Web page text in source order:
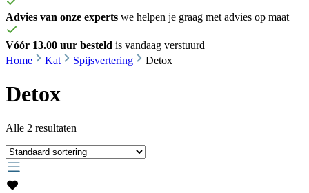
Advies van onze experts we helpen je graag met advies op maat
Vóór 13.00 uur besteld is vandaag verstuurd
Home
Kat Spijsvertering Detox
Detox
Alle 2 resultaten